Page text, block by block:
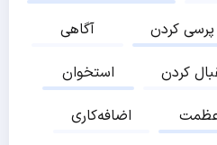
آگاهی
پرسی کردن
استخوان
کردن
اضافه‌کاری